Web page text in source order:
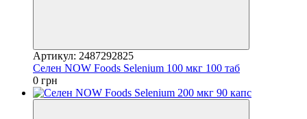
Артикул: 2487292825
Селен NOW Foods Selenium 100 мкг 100 таб
0 грн